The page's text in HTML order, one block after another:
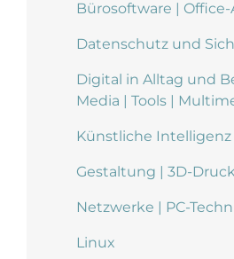
Bürosoftware |
Datenschutz und
Digital in Alltag und
Media | Tools |
Künstliche Intelligenz
Gestaltung | 3D-
Netzwerke | PC-
Linux